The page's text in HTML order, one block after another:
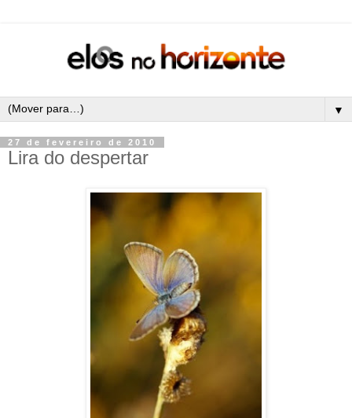
▼
27 de fevereiro de 2010
Lira do despertar